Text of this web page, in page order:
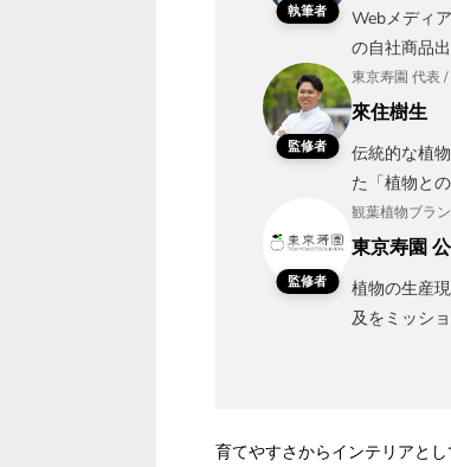
執筆者
Webメディ
の自社商品
監修者
東京寿園 代表
來住樹生
伝統的な植
た「植物と
監修者
観葉植物ブラ
東京寿園
植物の生産
及をミッシ
育てやすさからインテリアと